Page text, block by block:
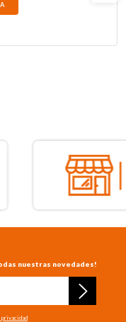
nuestras novedades!